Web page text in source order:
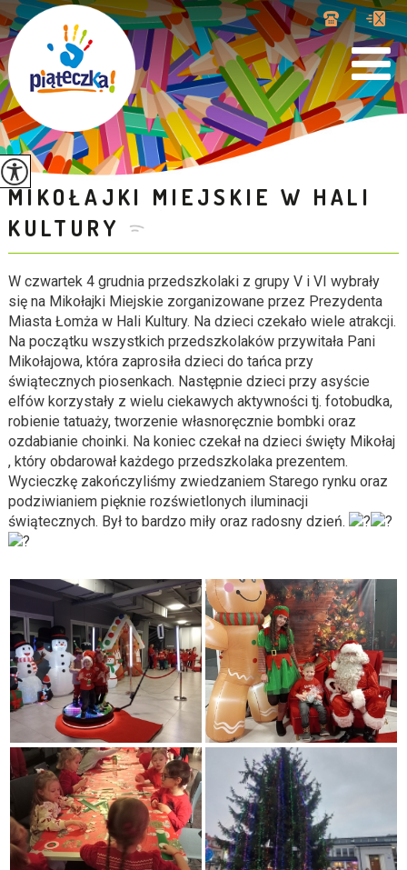
MIKOŁAJKI MIEJSKIE W HALI
KULTURY
W czwartek 4 grudnia przedszkolaki z grupy V i VI wybrały
się na Mikołajki Miejskie zorganizowane przez Prezydenta
Miasta Łomża w Hali Kultury. Na dzieci czekało wiele atrakcji.
Na początku wszystkich przedszkolaków przywitała Pani
Mikołajowa, która zaprosiła dzieci do tańca przy
świątecznych piosenkach. Następnie dzieci przy asyście
elfów korzystały z wielu ciekawych aktywności tj. fotobudka,
robienie tatuaży, tworzenie własnoręcznie bombki oraz
ozdabianie choinki. Na koniec czekał na dzieci święty Mikołaj
, który obdarował każdego przedszkolaka prezentem.
Wycieczkę zakończyliśmy zwiedzaniem Starego rynku oraz
podziwianiem pięknie rozświetlonych iluminacji
świątecznych. Był to bardzo miły oraz radosny dzień.